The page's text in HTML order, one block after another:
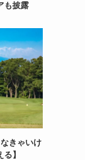
も披露
きゃいけ
】